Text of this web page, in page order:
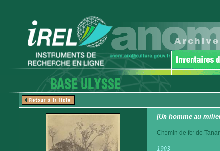
[Un homme au
Chemin de fer de
1903